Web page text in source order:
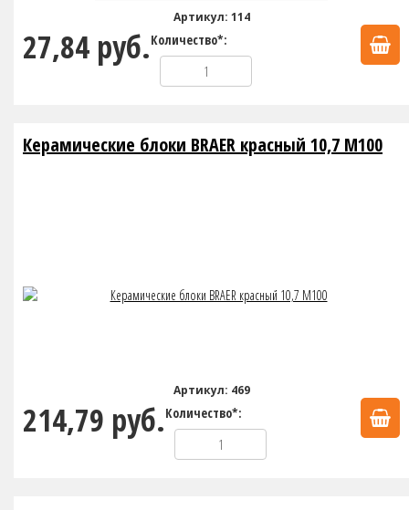
Артикул: 114
27,84 руб.Количество*:
Керамические блоки BRAER красный 10,7 М100
Артикул: 469
214,79 руб.Количество*: